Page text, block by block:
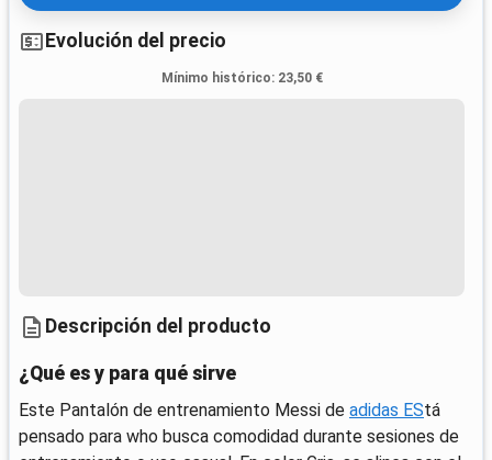
Evolución del precio
Mínimo histórico: 23,50 €
Descripción del producto
¿Qué es y para qué sirve
Este Pantalón de entrenamiento Messi de adidas EStá
pensado para who busca comodidad durante sesiones de